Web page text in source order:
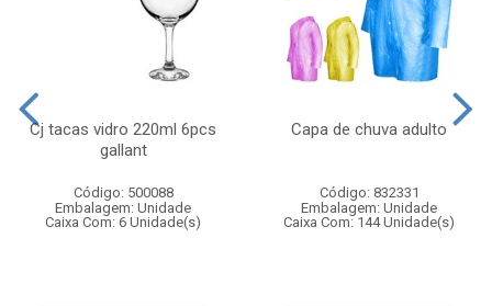
Cj tacas vidro 220ml 6pcs
gallant
Código: 500088
Embalagem: Unidade
Caixa Com: 6 Unidade(s)
Capa de chuva adulto
Código: 832331
Embalagem: Unidade
Caixa Com: 144 Unidade(s)